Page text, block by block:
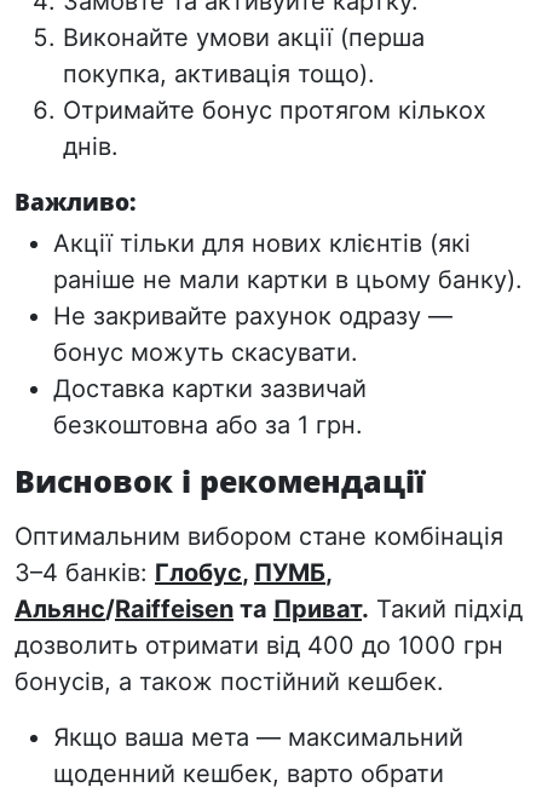
Виконайте умови акції (перша
покупка, активація тощо).
Отримайте бонус протягом кількох
днів.
Важливо:
Акції тільки для нових клієнтів (які
раніше не мали картки в цьому банку).
Не закривайте рахунок одразу —
бонус можуть скасувати.
Доставка картки зазвичай
безкоштовна або за 1 грн.
Висновок і рекомендації
Оптимальним вибором стане комбінація
3–4 банків: Глобус, ПУМБ,
Альянс/Raiffeisen та Приват. Такий підхід
дозволить отримати від 400 до 1000 грн
бонусів, а також постійний кешбек.
Якщо ваша мета — максимальний
щоденний кешбек, варто обрати